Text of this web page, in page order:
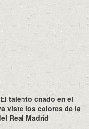
talento criado en el
viste los colores de la
Real Madrid